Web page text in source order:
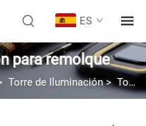
ES
para remolque
Torre de Iluminación>Torre de iluminación para remolque